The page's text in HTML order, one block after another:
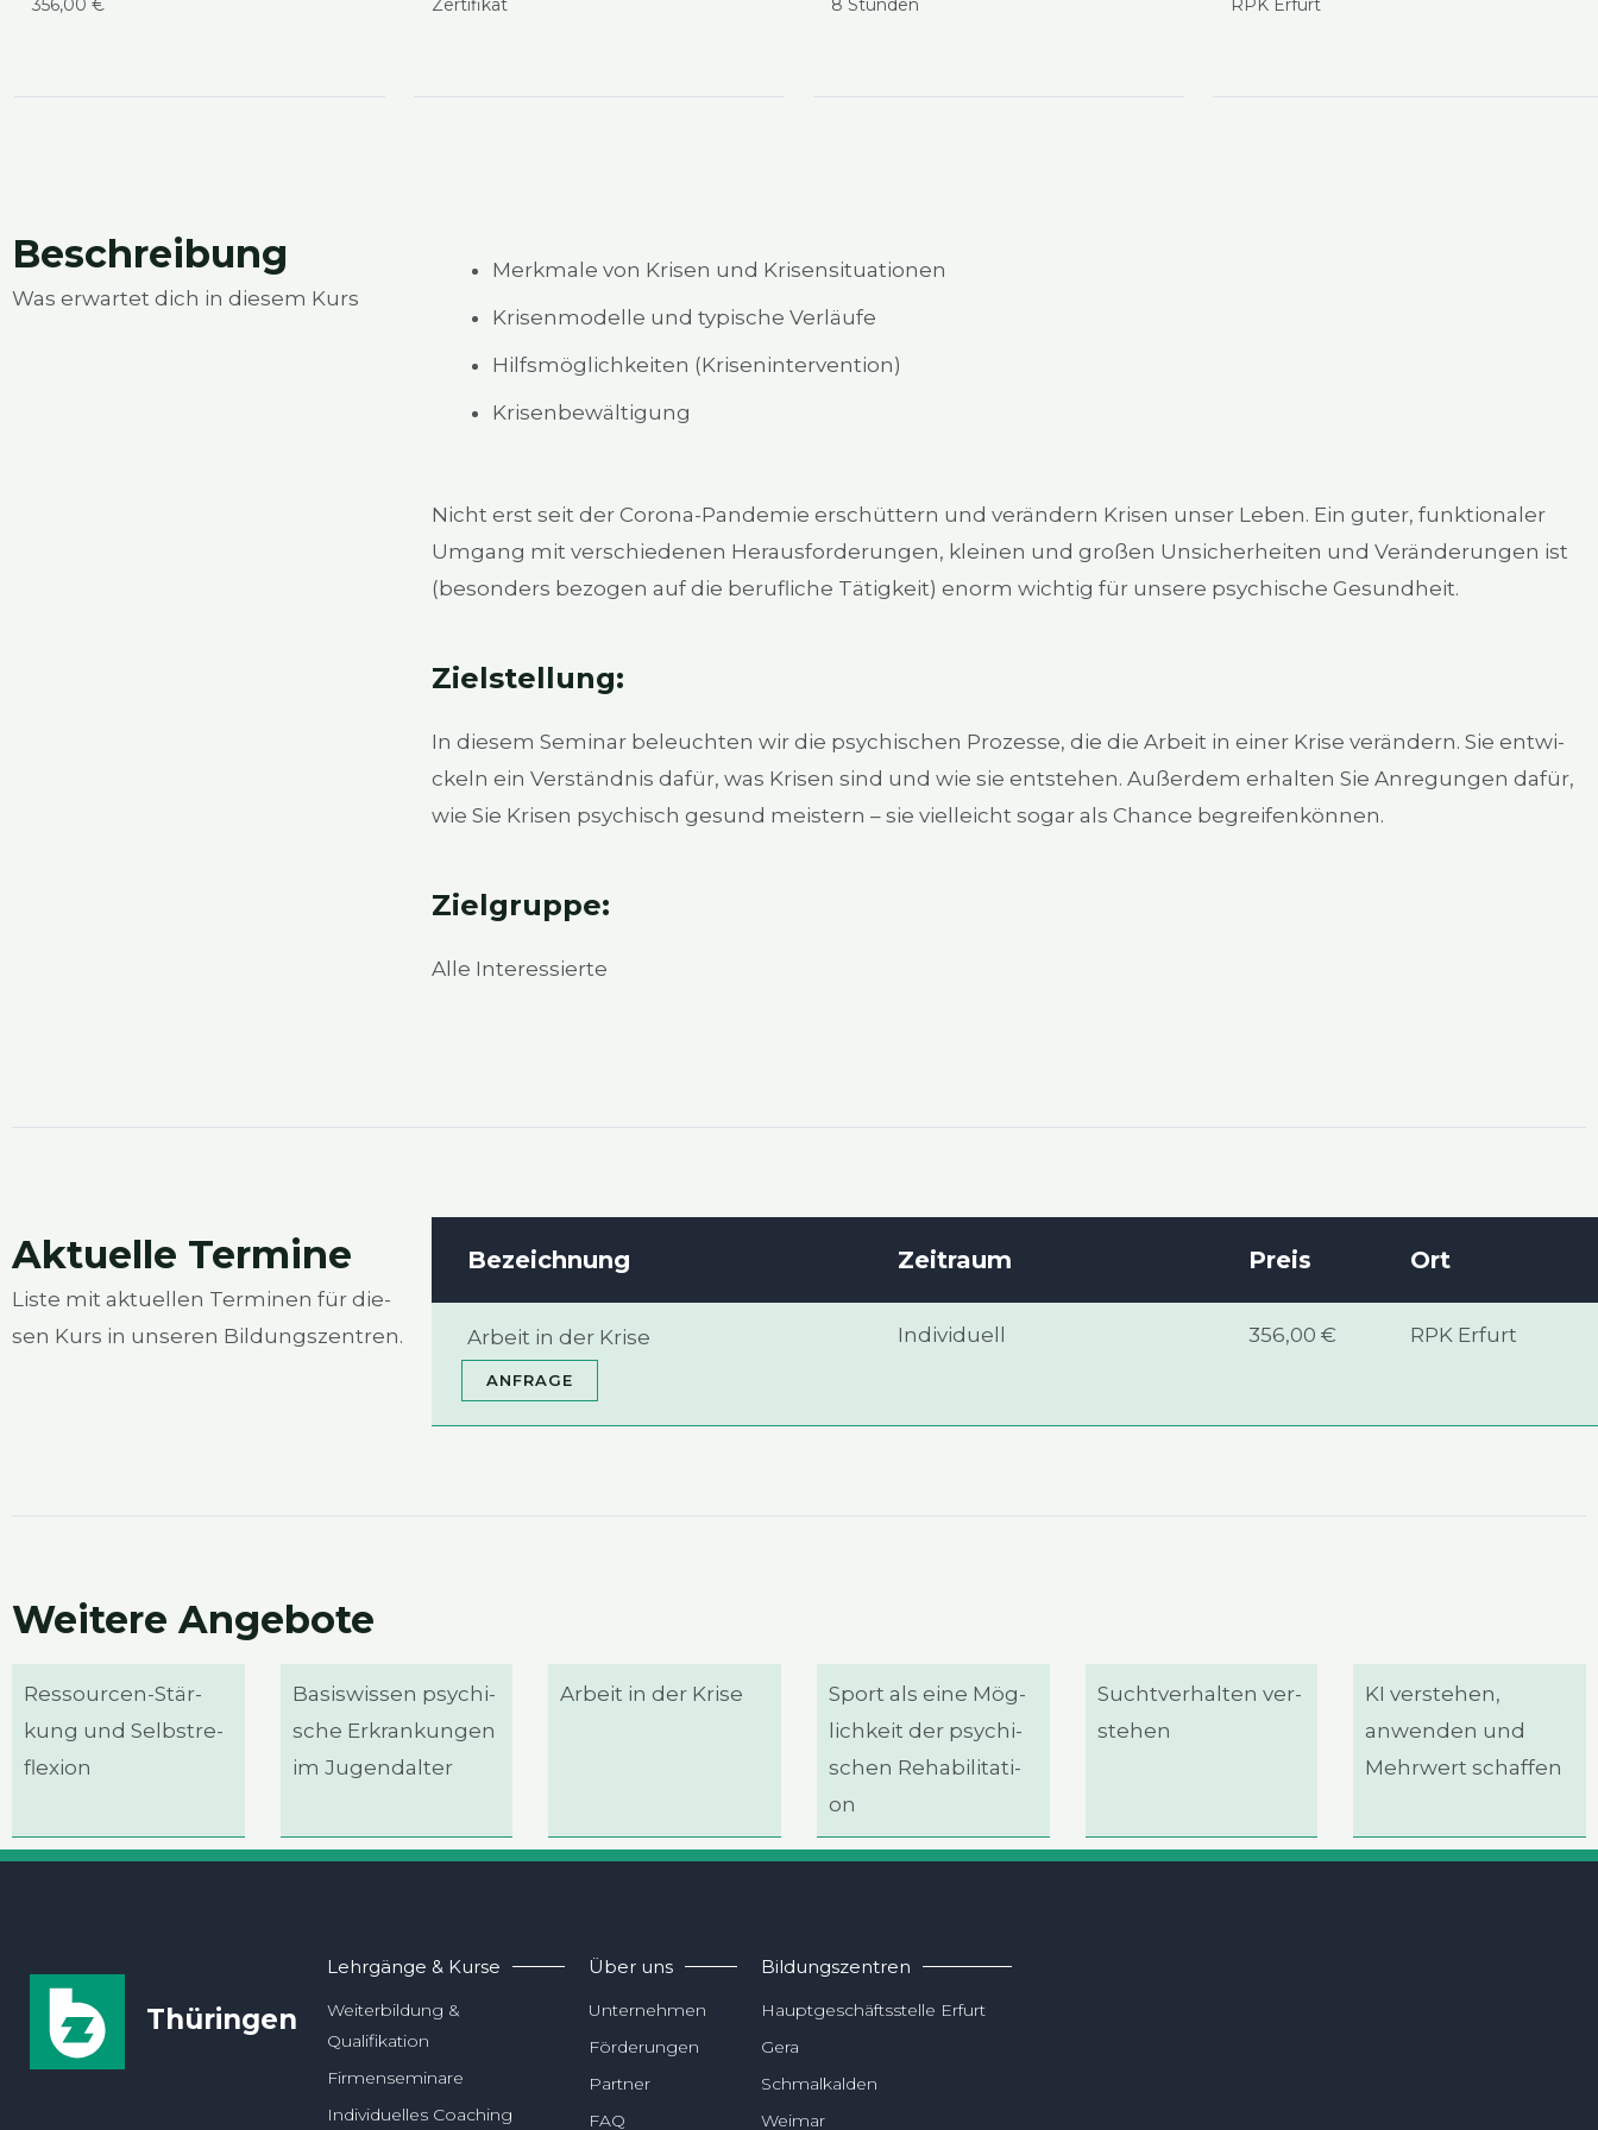
356,00 € Zer­ti­fi­kat 8 Stun­den RPK Erfurt
Beschrei­bung
Was erwar­tet dich in die­sem Kurs
Merk­ma­le von Kri­sen und Kri­sen­si­tua­tio­nen
Kri­sen­mo­del­le und typi­sche Ver­läu­fe
Hilfs­mög­lich­kei­ten (Kri­sen­in­ter­ven­ti­on)
Kri­sen­be­wäl­ti­gung
Nicht erst seit der Coro­na-Pan­de­mie erschüt­tern und ver­än­dern Kri­sen unser Leben. Ein guter, funk­tio­na­ler
Umgang mit ver­schie­de­nen Her­aus­for­de­run­gen, klei­nen und gro­ßen Unsi­cher­hei­ten und Ver­än­de­run­gen ist
(beson­ders bezo­gen auf die beruf­li­che Tätig­keit) enorm wich­tig für unse­re psy­chi­sche Gesund­heit.
Ziel­stel­lung:
In die­sem Semi­nar beleuch­ten wir die psy­chi­schen Pro­zes­se, die die Arbeit in einer Kri­se ver­än­dern. Sie ent­wi­
ckeln ein Ver­ständ­nis dafür, was Kri­sen sind und wie sie ent­ste­hen. Außer­dem erhal­ten Sie Anre­gun­gen dafür,
wie Sie Kri­sen psy­chisch gesund meis­tern – sie viel­leicht sogar als Chan­ce begrei­fen­kön­nen.
Ziel­grup­pe:
Alle Inter­es­sier­te
Aktu­el­le Ter­mi­ne
Lis­te mit aktu­el­len Ter­mi­nen für die­
sen Kurs in unse­ren Bil­dungs­zen­tren.
Bezeich­nung Zeit­raum Preis Ort
Arbeit in der Kri­se
ANFRA­GE
Indi­vi­du­ell 356,00 € RPK Erfurt
Wei­te­re Ange­bo­te
Res­­sour­cen-Stär­­
kung und Selbst­re­
fle­xi­on
Basis­wis­sen psy­chi­
sche Erkran­kun­gen
im Jugend­al­ter
Arbeit in der Kri­se
Sport als eine Mög­
lich­keit der psy­chi­
schen Reha­bi­li­ta­ti­
on
Sucht­ver­hal­ten ver­
ste­hen
KI ver­ste­hen,
anwen­den und
Mehr­wert schaf­fen
Thüringen
Lehrgänge & Kurse
Weiterbildung &
Qualifikation
Firmenseminare
Individuelles Coaching
Über uns
Unternehmen
Förderungen
Partner
FAQ
Bildungszentren
Hauptgeschäftsstelle Erfurt
Gera
Schmalkalden
Weimar